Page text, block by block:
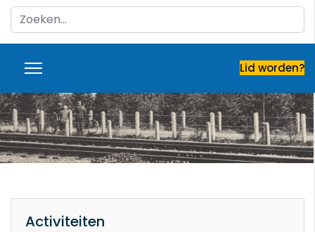
Search
...
Lid worden?
Activiteiten